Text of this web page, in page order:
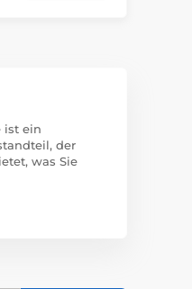
ist ein
der
was Sie